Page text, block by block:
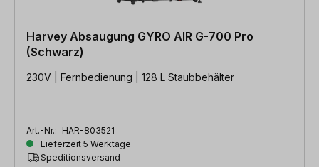
Harvey Absaugung GYRO AIR G-700 Pro
(Schwarz)
230V | Fernbedienung | 128 L Staubbehälter
Art.-Nr.: HAR-803521
Lieferzeit 5 Werktage
Speditionsversand